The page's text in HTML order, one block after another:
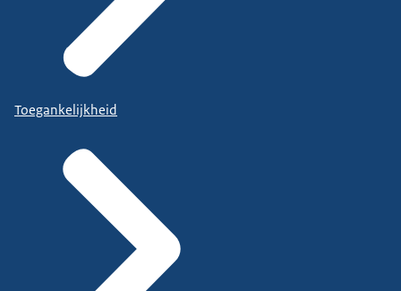
Toegankelijkheid